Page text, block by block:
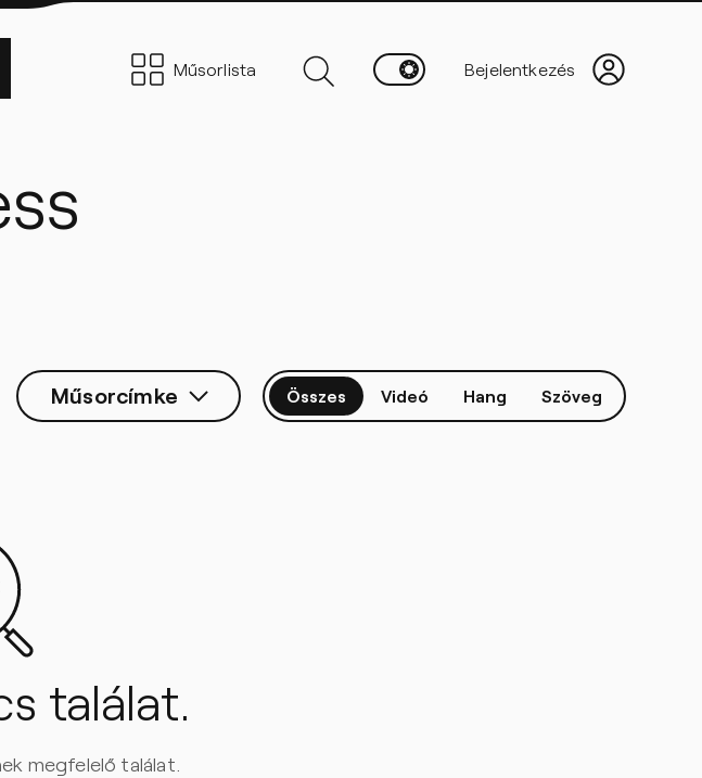
Műsorcímke Összes Videó Hang Szöveg
találat.
megfelelő találat.